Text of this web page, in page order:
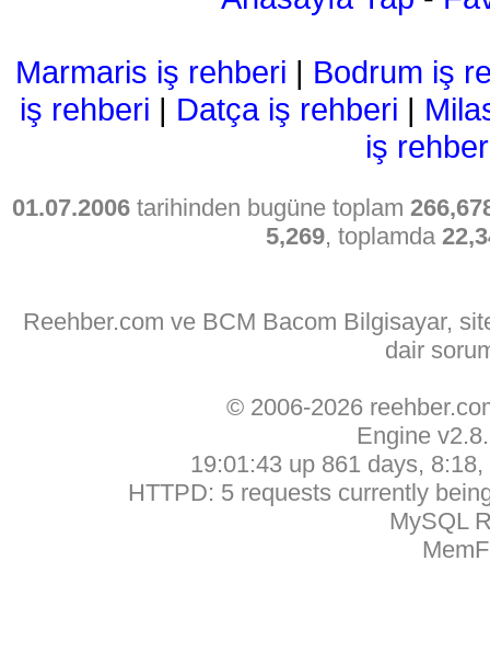
Marmaris iş rehberi | Bodrum iş
iş rehberi | Datça iş rehberi |
iş
01.07.2006 tarihinden bugüne toplam
5,269, toplamda
Reehber.com ve BCM Bacom Bilgisayar,
dair
© 2006-2026
Engine
19:01:43 up 861 days,
HTTPD: 5 requests currently
MySQL